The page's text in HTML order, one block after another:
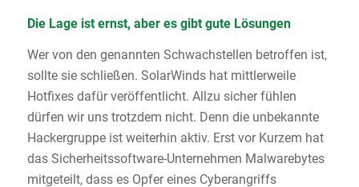
Die Lage ist ernst, aber es gibt gute Lösungen
Wer von den genannten Schwachstellen betroffen ist,
sollte sie schließen. SolarWinds hat mittlerweile
Hotfixes dafür veröffentlicht. Allzu sicher fühlen
dürfen wir uns trotzdem nicht. Denn die unbekannte
Hackergruppe ist weiterhin aktiv. Erst vor Kurzem hat
das Sicherheitssoftware-Unternehmen Malwarebytes
mitgeteilt, dass es Opfer eines Cyberangriffs